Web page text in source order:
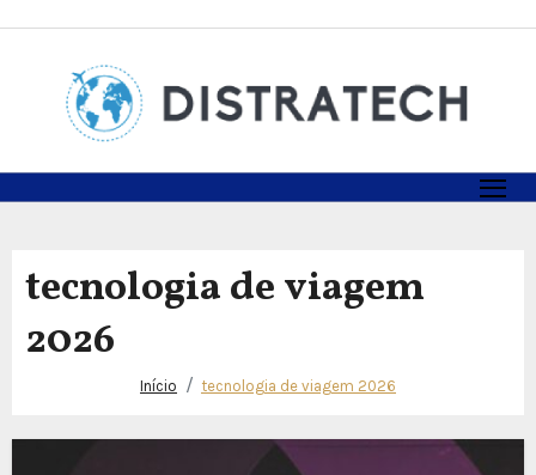
tecnologia de viagem
2026
Início tecnologia de viagem 2026